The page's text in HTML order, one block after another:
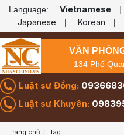
Language: Vietnamese |
Japanese | Korean |
VĂN
134 Phố
Luật sư Đồng:
Luật sư Khuyên:
Trang chủ Tag